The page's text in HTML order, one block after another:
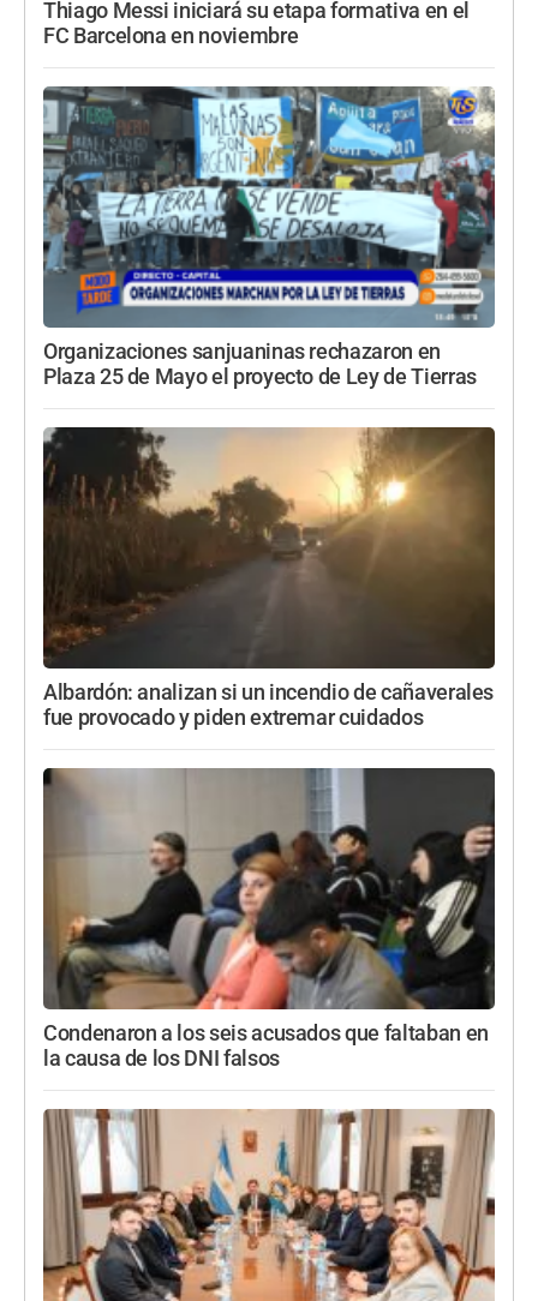
Thiago Messi iniciará su etapa formativa en el
FC Barcelona en noviembre
Organizaciones sanjuaninas rechazaron en
Plaza 25 de Mayo el proyecto de Ley de Tierras
Albardón: analizan si un incendio de cañaverales
fue provocado y piden extremar cuidados
Condenaron a los seis acusados que faltaban en
la causa de los DNI falsos